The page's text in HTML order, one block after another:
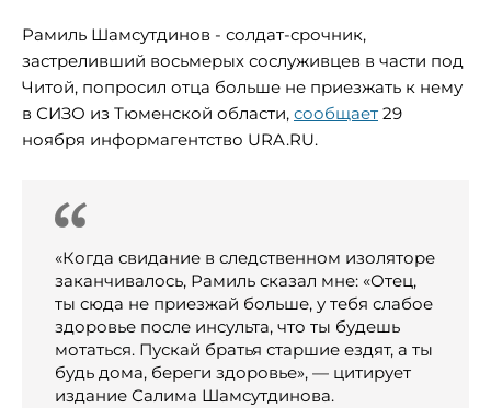
Рамиль Шамсутдинов - солдат-срочник,
застреливший восьмерых сослуживцев в части под
Читой, попросил отца больше не приезжать к нему
в СИЗО из Тюменской области, сообщает 29
ноября информагентство URA.RU.
«Когда свидание в следственном изоляторе
заканчивалось, Рамиль сказал мне: «Отец,
ты сюда не приезжай больше, у тебя слабое
здоровье после инсульта, что ты будешь
мотаться. Пускай братья старшие ездят, а ты
будь дома, береги здоровье», — цитирует
издание Салима Шамсутдинова.